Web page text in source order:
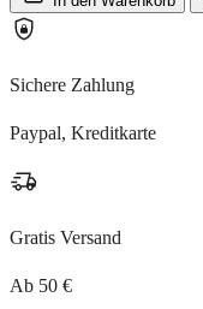
Sichere Zahlung
Paypal, Kreditkarte
Gratis Versand
Ab 50 €